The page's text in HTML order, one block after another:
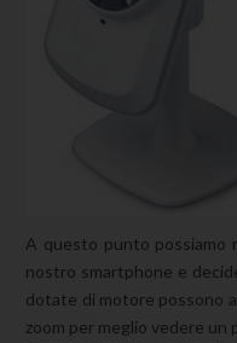
A questo punto possiamo
nostro smartphone e
dotate di motore possono
zoom per meglio vedere un